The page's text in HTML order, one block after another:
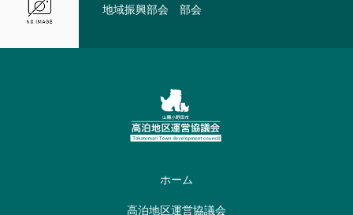
地域振興部会 部会
ホーム
高泊地区運営協議会